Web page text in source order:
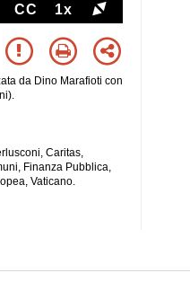
CC 1x
da Dino Marafioti con
Caritas,
Finanza Pubblica,
Vaticano.